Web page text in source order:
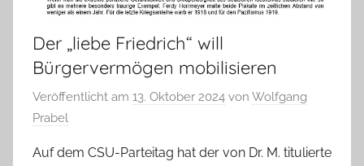
Der „liebe Friedrich“ will
Bürgervermögen mobilisieren
Veröffentlicht am 13. Oktober 2024 von Wolfgang
Prabel
Auf dem CSU-Parteitag hat der von Dr. M. titulierte